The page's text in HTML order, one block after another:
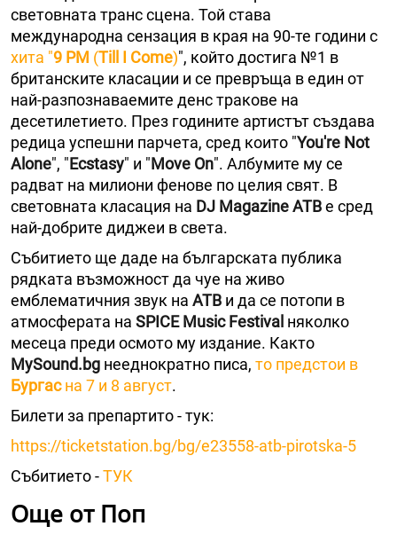
световната транс сцена. Той става
международна сензация в края на 90-те години с
хита "9 PM (Till I Come)", който достига №1 в
британските класации и се превръща в един от
най-разпознаваемите денс тракове на
десетилетието. През годините артистът създава
редица успешни парчета, сред които "You're Not
Alone", "Ecstasy" и "Move On". Албумите му се
радват на милиони фенове по целия свят. В
световната класация на DJ Magazine ATBе сред
най-добрите диджеи в света.
Събитието ще даде на българската публика
рядката възможност да чуе на живо
емблематичния звук на ATB и да се потопи в
атмосферата на SPICE Music Festival няколко
месеца преди осмото му издание. Както
MySound.bg нееднократно писа, то предстои в
Бургасна 7 и 8 август.
Билети за препартито - тук:
https://ticketstation.bg/bg/e23558-atb-pirotska-5
Събитието -ТУК
Още от Поп